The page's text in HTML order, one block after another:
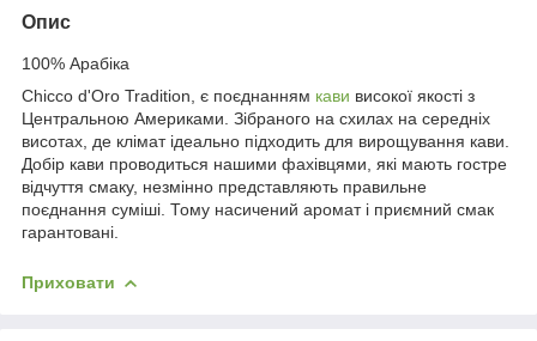
Опис
100% Арабіка
Chicco d'Oro Tradition, є поєднанням кави високої якості з
Центральною Америками. Зібраного на схилах на середніх
висотах, де клімат ідеально підходить для вирощування кави.
Добір кави проводиться нашими фахівцями, які мають гостре
відчуття смаку, незмінно представляють правильне
поєднання суміші. Тому насичений аромат і приємний смак
гарантовані.
Приховати